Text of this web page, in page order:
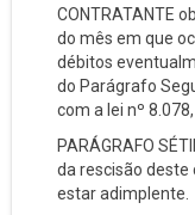
CONTRATANTE
do mês em que
débitos
do Parágrafo
com a lei nº
PARÁGRAFO
da rescisão deste
estar adimplente.